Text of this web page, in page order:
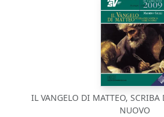
IL VANGELO DI MATTEO, SCRIBA
NUOVO